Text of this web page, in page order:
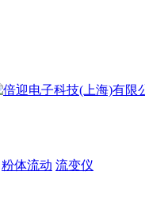
粉体流动 流变仪